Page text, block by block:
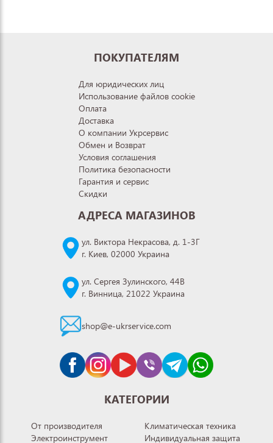
ПОКУПАТЕЛЯМ
Для юридических лиц
Использование файлов cookie
Оплата
Доставка
О компании Укрсервис
Обмен и Возврат
Условия соглашения
Политика безопасности
Гарантия и сервис
Скидки
АДРЕСА МАГАЗИНОВ
ул. Виктора Некрасова, д. 1-3Г
г. Киев, 02000 Украина
ул. Сергея Зулинского, 44В
г. Винница, 21022 Украина
shop@e-ukrservice.com
КАТЕГОРИИ
От производителя
Электроинструмент
Климатическая техника
Индивидуальная защита